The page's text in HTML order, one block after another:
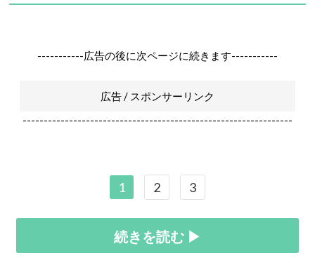
-----------広告の後に次ページに続きます-----------
広告 / スポンサーリンク
----------------------------------------------------------------
1 2 3
続きを読む ▶